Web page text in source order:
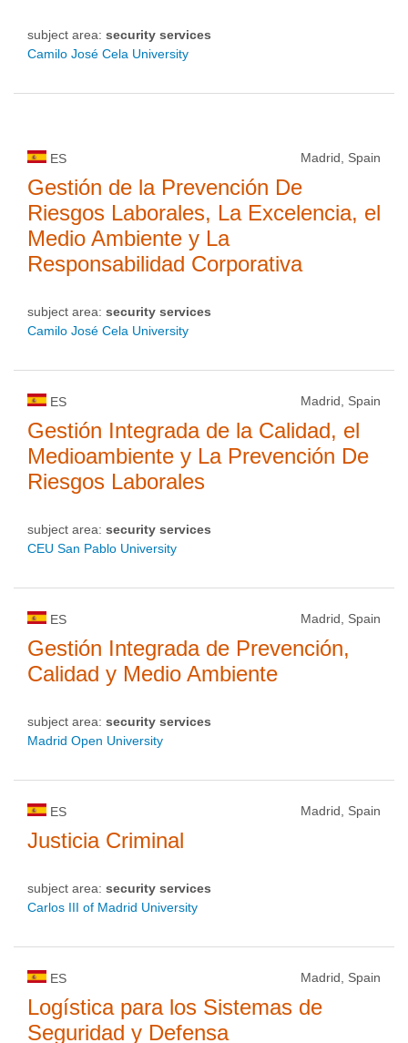
subject area: security services
Camilo José Cela University
ES Madrid, Spain
Gestión de la Prevención De
Riesgos Laborales, La Excelencia, el
Medio Ambiente y La
Responsabilidad Corporativa
subject area: security services
Camilo José Cela University
ES Madrid, Spain
Gestión Integrada de la Calidad, el
Medioambiente y La Prevención De
Riesgos Laborales
subject area: security services
CEU San Pablo University
ES Madrid, Spain
Gestión Integrada de Prevención,
Calidad y Medio Ambiente
subject area: security services
Madrid Open University
ES Madrid, Spain
Justicia Criminal
subject area: security services
Carlos III of Madrid University
ES Madrid, Spain
Logística para los Sistemas de
Seguridad y Defensa